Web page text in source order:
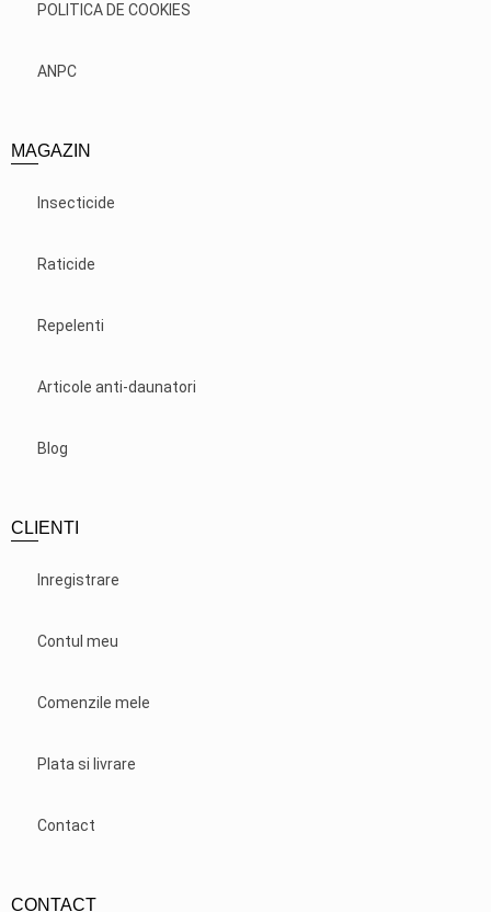
POLITICA DE COOKIES
ANPC
MAGAZIN
Insecticide
Raticide
Repelenti
Articole anti-daunatori
Blog
CLIENTI
Inregistrare
Contul meu
Comenzile mele
Plata si livrare
Contact
CONTACT